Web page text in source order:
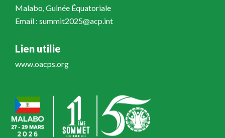
Malabo, Guinée Équatoriale
Email : summit2025@acp.int
Lien utilie
www.oacps.org